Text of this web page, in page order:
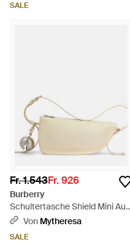
SALE
Fr. 1.543Fr. 926
Burberry
Schultertasche Shield Mini Aus
Leder - Natur
Von Mytheresa
SALE